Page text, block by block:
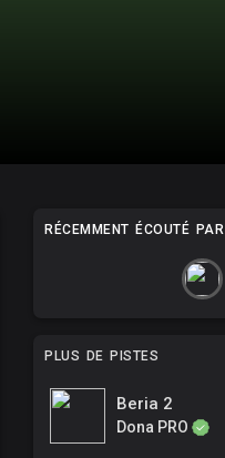
RÉCEMMENT ÉCOUTÉ PAR
PLUS DE PISTES
Beria 2
Dona PRO